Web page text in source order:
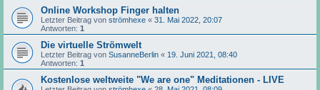
Online Workshop Finger halten
Letzter Beitrag von strömhexe « 31. Mai 2022, 20:07
Antworten: 1
Die virtuelle Strömwelt
Letzter Beitrag von SusanneBerlin « 19. Juni 2021, 08:40
Antworten: 1
Kostenlose weltweite "We are one" Meditationen - LIVE